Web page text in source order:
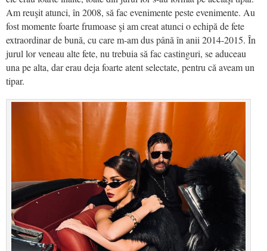
Am reuşit atunci, în 2008, să fac evenimente peste evenimente. Au
fost momente foarte frumoase şi am creat atunci o echipă de fete
extraordinar de bună, cu care m-am dus până în anii 2014-2015. În
jurul lor veneau alte fete, nu trebuia să fac castinguri, se aduceau
una pe alta, dar erau deja foarte atent selectate, pentru că aveam un
tipar.